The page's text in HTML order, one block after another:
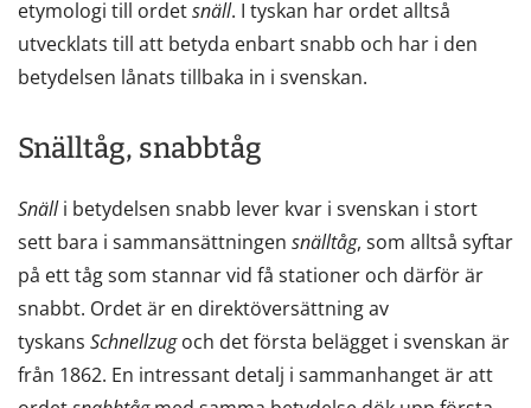
etymologi till ordetsnäll. I tyskan har ordet alltså
utvecklats till att betyda enbart snabb och har i den
betydelsen lånats tillbaka in i svenskan.
Snälltåg, snabbtåg
Snälli betydelsen snabb lever kvar i svenskan i stort
sett bara i sammansättningen snälltåg, som alltså syftar
på ett tåg som stannar vid få stationer och därför är
snabbt. Ordet är en direktöversättning av
tyskans Schnellzugoch det första belägget i svenskan är
från 1862. En intressant detalj i sammanhanget är att